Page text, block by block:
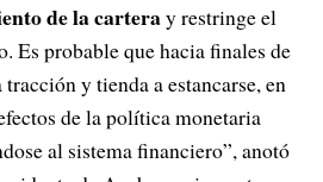
de la carteray restringe el
Es probable que hacia finales de
y tienda a estancarse, en
de la política monetaria
al sistema financiero”, anotó